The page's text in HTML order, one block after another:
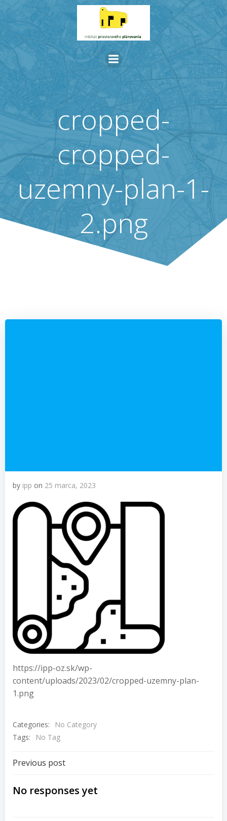
Skip
to
content
cropped-
cropped-
uzemny-plan-1-
2.png
by ipp on 25 marca, 2023
https://ipp-oz.sk/wp-
content/uploads/2023/02/cropped-uzemny-plan-
1.png
Categories:
No Category
Tags:
No Tag
Navigácia
v
Previous post
No responses yet